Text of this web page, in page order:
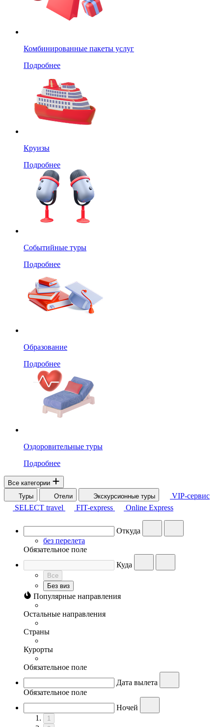
Комбинированные пакеты услуг
Подробнее
Круизы
Подробнее
Событийные туры
Подробнее
Образование
Подробнее
Оздоровительные туры
Подробнее
Все категории
Туры
Отели Экскурсионные туры
VIP-сервис
SELECT travel
FIT-express Online Express
Откуда
без перелета
Обязательное поле
Куда
Все
Без виз
Популярные направления
Остальные направления
Страны
Курорты
Обязательное поле
Дата вылета
Обязательное поле
Ночей
1